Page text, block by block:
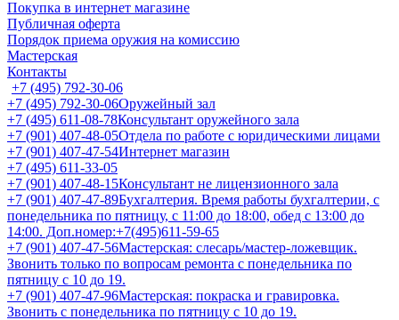
Покупка в интернет магазине
Публичная оферта
Порядок приема оружия на комиссию
Мастерская
Контакты
+7 (495) 792-30-06
+7 (495) 792-30-06Оружейный зал
+7 (495) 611-08-78Консультант оружейного зала
+7 (901) 407-48-05Отдела по работе с юридическими лицами
+7 (901) 407-47-54Интернет магазин
+7 (495) 611-33-05
+7 (901) 407-48-15Консультант не лицензионного зала
+7 (901) 407-47-89Бухгалтерия. Время работы бухгалтерии, с
понедельника по пятницу, с 11:00 до 18:00, обед с 13:00 до
14:00. Доп.номер:+7(495)611-59-65
+7 (901) 407-47-56Мастерская: слесарь/мастер-ложевщик.
Звонить только по вопросам ремонта с понедельника по
пятницу с 10 до 19.
+7 (901) 407-47-96Мастерская: покраска и гравировка.
Звонить с понедельника по пятницу с 10 до 19.